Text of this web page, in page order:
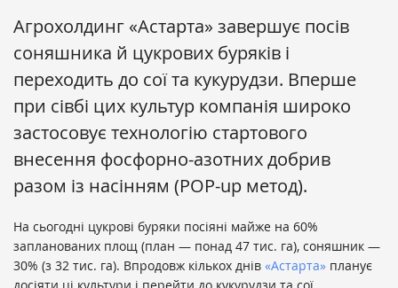
Агрохолдинг «Астарта» завершує посів
соняшника й цукрових буряків і
переходить до сої та кукурудзи. Вперше
при сівбі цих культур компанія широко
застосовує технологію стартового
внесення фосфорно-азотних добрив
разом із насінням (POP-up метод).
На сьогодні цукрові буряки посіяні майже на 60%
запланованих площ (план — понад 47 тис. га), соняшник —
30% (з 32 тис. га). Впродовж кількох днів «Астарта» планує